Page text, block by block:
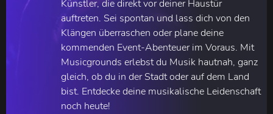
Künstler, die direkt vor deiner Haustür
auftreten. Sei spontan und lass dich von den
Klängen überraschen oder plane deine
kommenden Event-Abenteuer im Voraus. Mit
Musicgrounds erlebst du Musik hautnah, ganz
gleich, ob du in der Stadt oder auf dem Land
bist. Entdecke deine musikalische Leidenschaft
noch heute!